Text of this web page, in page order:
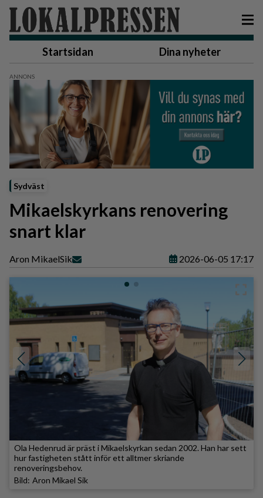
Startsidan Dina nyheter
Sydväst
Mikaelskyrkans renovering
snart klar
Aron MikaelSik 2026-06-05 17:17
Ola Hedenrud är präst i Mikaelskyrkan sedan 2002. Han har sett
hur fastigheten stått inför ett alltmer skriande
renoveringsbehov.
Aron Mikael Sik